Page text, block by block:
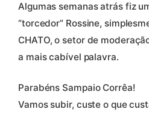
Algumas semanas atrás fiz
“torcedor” Rossine,
CHATO, o setor de
a mais cabível palavra.
Parabéns Sampaio Corrêa!
Vamos subir, custe o que